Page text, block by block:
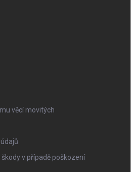
věcí movitých
v případě poškození